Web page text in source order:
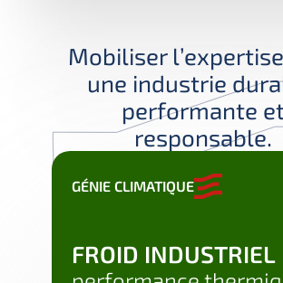
Mobiliser
une industrie
performante
responsable.
GÉNIE CLIMATIQUE
FROID INDUSTRIEL